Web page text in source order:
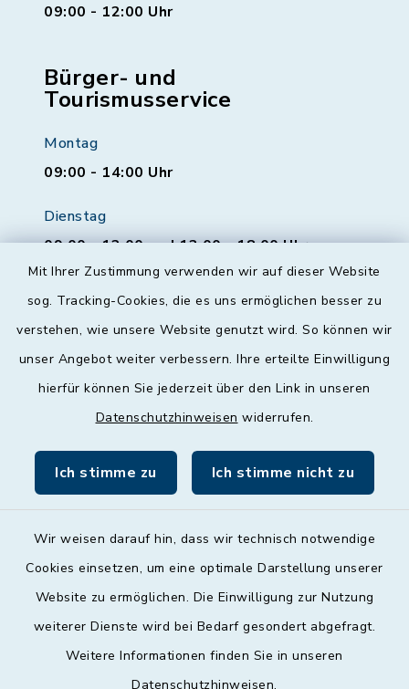
Mit Ihrer Zustimmung verwenden wir auf dieser Website
sog. Tracking-Cookies, die es uns ermöglichen besser zu
verstehen, wie unsere Website genutzt wird. So können wir
unser Angebot weiter verbessern. Ihre erteilte Einwilligung
hierfür können Sie jederzeit über den Link in unseren
Datenschutzhinweisen widerrufen.
Ich stimme zu Ich stimme nicht zu
Wir weisen darauf hin, dass wir technisch notwendige
Cookies einsetzen, um eine optimale Darstellung unserer
Website zu ermöglichen. Die Einwilligung zur Nutzung
weiterer Dienste wird bei Bedarf gesondert abgefragt.
Weitere Informationen finden Sie in unseren
Datenschutzhinweisen.
09:00 - 12:00 Uhr
Bürger- und
Tourismusservice
Montag
09:00 - 14:00 Uhr
Dienstag
09:00 - 12:00 und 13:00 - 18:00 Uhr
Donnerstag
09:00 - 12:00 und 13:00 - 18:00 Uhr
09:00 - 12:00 Uhr
Barrierefreiheit